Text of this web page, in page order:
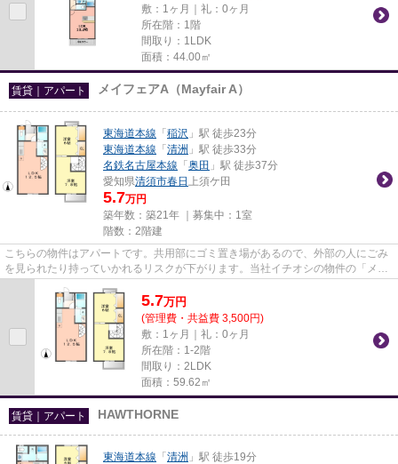
敷：1ヶ月｜礼：0ヶ月
所在階：1階
間取り：1LDK
面積：44.00㎡
賃貸｜アパート メイフェアA（Mayfair A）
東海道本線 「 稲沢 」駅 徒歩23分
東海道本線 「 清洲 」駅 徒歩33分
名鉄名古屋本線 「 奥田 」駅 徒歩37分
愛知県清須市春日 上須ケ田
5.7万円
築年数：築21年 ｜募集中： 1室
階数：2階建
こちらの物件はアパートです。共用部にゴミ置き場があるので、外部の人にごみ
を見られたり持っていかれるリスクが下がります。当社イチオシの物件の「メイ
5.7万円
(管理費・共益費 3,500円)
敷：1ヶ月｜礼：0ヶ月
所在階：1-2階
間取り：2LDK
面積：59.62㎡
賃貸｜アパート HAWTHORNE
東海道本線 「 清洲 」駅 徒歩19分